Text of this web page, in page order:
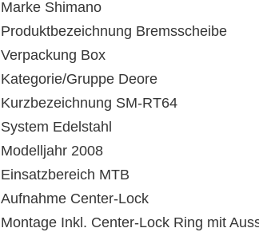
Marke Shimano
Produktbezeichnung Bremsscheibe
Verpackung Box
Kategorie/Gruppe Deore
Kurzbezeichnung SM-RT64
System Edelstahl
Modelljahr 2008
Einsatzbereich MTB
Aufnahme Center-Lock
Montage Inkl. Center-Lock Ring mit